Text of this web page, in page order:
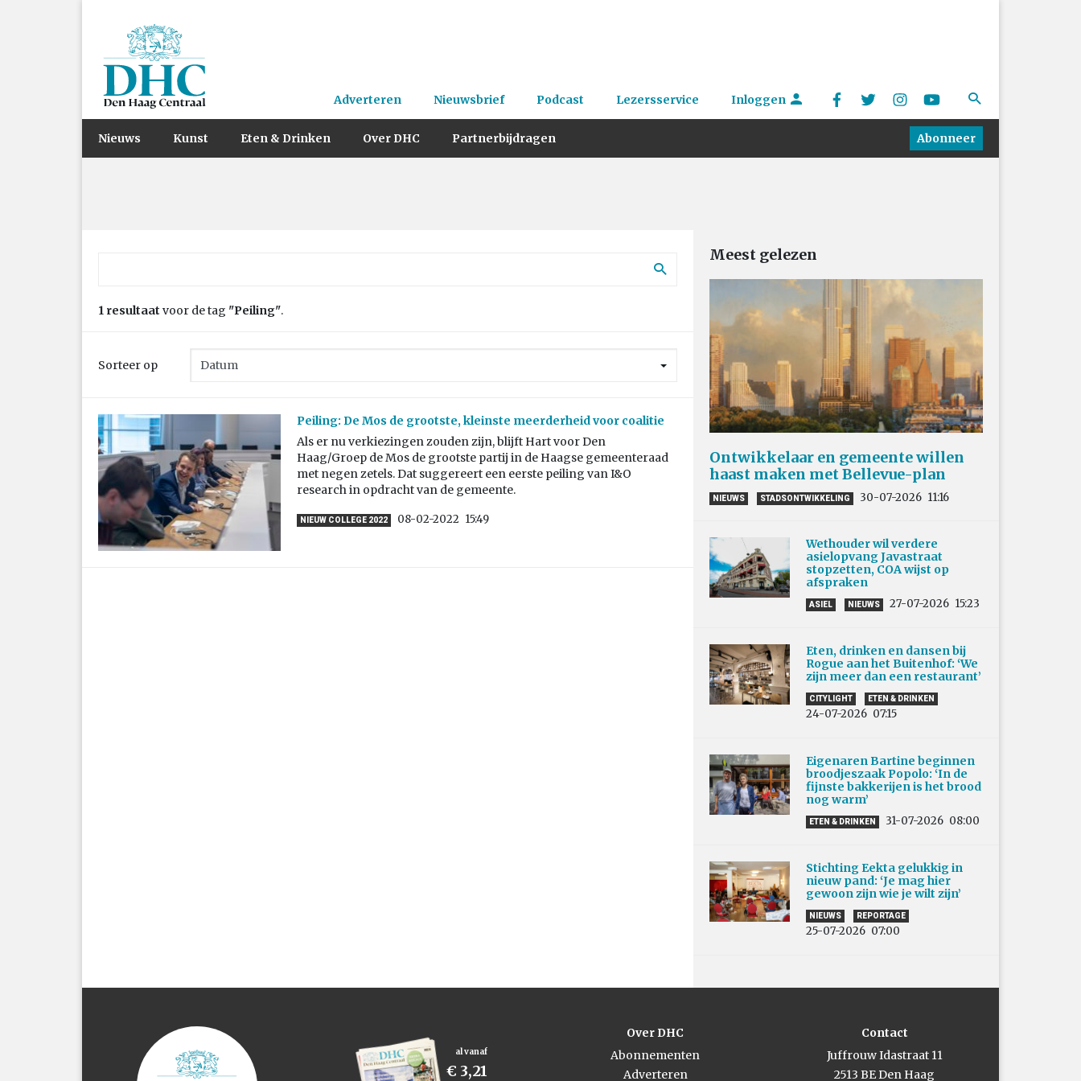
Adverteren Nieuwsbrief Podcast Lezersservice Inloggen
Nieuws Kunst Eten & Drinken Over DHC Partnerbijdragen Abonneer
1 resultaat voor de tag "Peiling".
Sorteer op
Peiling: De Mos de grootste, kleinste meerderheid voor coalitie
Als er nu verkiezingen zouden zijn, blijft Hart voor Den
Haag/Groep de Mos de grootste partij in de Haagse gemeenteraad
met negen zetels. Dat suggereert een eerste peiling van I&O
research in opdracht van de gemeente.
NIEUW COLLEGE 2022 08-02-2022 15:49
Meest gelezen
Ontwikkelaar en gemeente willen
haast maken met Bellevue-plan
NIEUWS STADSONTWIKKELING 30-07-2026 11:16
Wethouder wil verdere
asielopvang Javastraat
stopzetten, COA wijst op
afspraken
ASIEL NIEUWS 27-07-2026 15:23
Eten, drinken en dansen bij
Rogue aan het Buitenhof: ‘We
zijn meer dan een restaurant’
CITYLIGHT ETEN & DRINKEN
24-07-2026 07:15
Eigenaren Bartine beginnen
broodjeszaak Popolo: ‘In de
fijnste bakkerijen is het brood
nog warm’
ETEN & DRINKEN 31-07-2026 08:00
Stichting Eekta gelukkig in
nieuw pand: ‘Je mag hier
gewoon zijn wie je wilt zijn’
NIEUWS REPORTAGE
25-07-2026 07:00
al vanaf
€ 3,21
Over DHC
Abonnementen
Adverteren
Contact
Juffrouw Idastraat 11
2513 BE Den Haag